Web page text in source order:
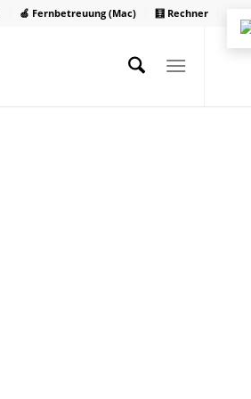
🍏 Fernbetreuung (Mac) 🧮 Rechner